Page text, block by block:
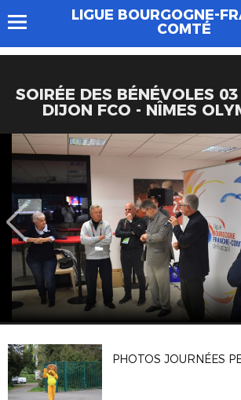
LIGUE BOURGOGNE-
COMTÉ
SOIRÉE DES BÉNÉVOLES
DIJON FCO - NÎMES